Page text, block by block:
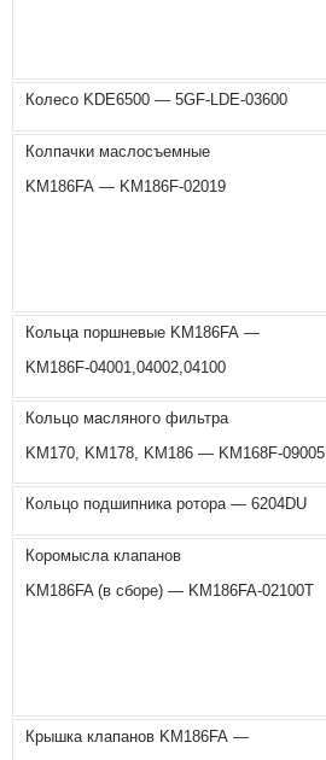
Колесо KDE6500 — 5GF-LDE-03600
Колпачки маслосъемные
KM186FA — KM186F-02019
Кольца поршневые KM186FA —
KM186F-04001,04002,04100
Кольцо масляного фильтра
KM170, KM178, KM186 — KM168F-09005
Кольцо подшипника ротора — 6204DU
Коромысла клапанов
KM186FA (в сборе) — KM186FA-02100T
Крышка клапанов KM186FA —